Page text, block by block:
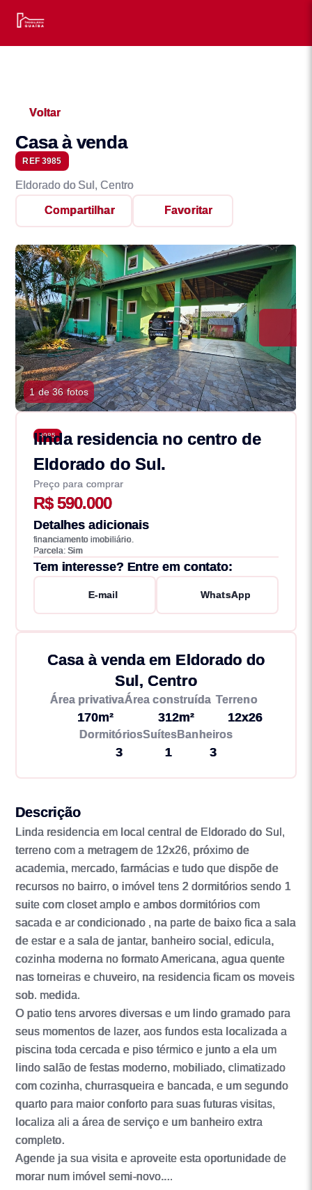
Voltar
Casa à venda
REF 3985
Eldorado do Sul, Centro
Compartilhar Favoritar
1 de 36 fotos
3985
linda residencia no centro de
Eldorado do Sul.
Preço para comprar
R$ 590.000
Detalhes adicionais
financiamento imobiliário.
Parcela: Sim
Tem interesse? Entre em contato:
E-mail WhatsApp
Casa à venda em Eldorado do
Sul, Centro
Área privativa
170m²
Área construída
312m²
Terreno
12x26
Dormitórios
3
Suítes
1
Banheiros
3
Descrição
Linda residencia em local central de Eldorado do Sul,
terreno com a metragem de 12x26, próximo de
academia, mercado, farmácias e tudo que dispõe de
recursos no bairro, o imóvel tens 2 dormitórios sendo 1
suite com closet amplo e ambos dormitórios com
sacada e ar condicionado , na parte de baixo fica a sala
de estar e a sala de jantar, banheiro social, edicula,
cozinha moderna no formato Americana, agua quente
nas torneiras e chuveiro, na residencia ficam os moveis
sob. medida.
O patio tens arvores diversas e um lindo gramado para
seus momentos de lazer, aos fundos esta localizada a
piscina toda cercada e piso térmico e junto a ela um
lindo salão de festas moderno, mobiliado, climatizado
com cozinha, churrasqueira e bancada, e um segundo
quarto para maior conforto para suas futuras visitas,
localiza ali a área de serviço e um banheiro extra
completo.
Agende ja sua visita e aproveite esta oportunidade de
morar num imóvel semi-novo....